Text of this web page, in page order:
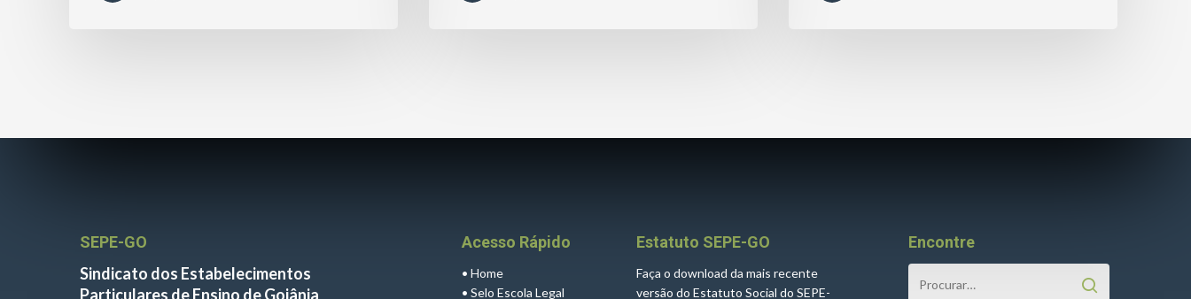
SEPE-GO
Sindicato dos Estabelecimentos
Particulares de Ensino de Goiânia
Acesso Rápido
• Home
• Selo Escola Legal
Estatuto SEPE-GO
Faça o download da mais recente
versão do Estatuto Social do SEPE-
Encontre